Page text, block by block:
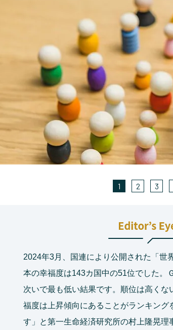
1 2 3
2024年3月、国連により公開された「世
本の幸福度は143カ国中の51位でした。
次いで最も低い結果です。順位は高くな
福度は上昇傾向にあることがランキング
す」と第一生命経済研究所の村上隆晃理